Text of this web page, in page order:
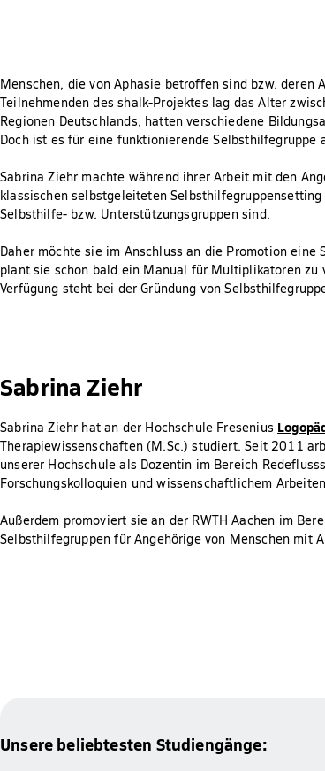
Menschen, die von Aphasie betroffen sind bzw. deren
Teilnehmenden des shalk-Projektes lag das Alter
Regionen Deutschlands, hatten verschiedene
Doch ist es für eine funktionierende Selbsthilfegruppe
Sabrina Ziehr machte während ihrer Arbeit mit den
klassischen selbstgeleiteten
Selbsthilfe- bzw. Unterstützungsgruppen sind.
Daher möchte sie im Anschluss an die Promotion
plant sie schon bald ein Manual für Multiplikatoren
Verfügung steht bei der Gründung von
Sabrina Ziehr
Sabrina Ziehr hat an der Hochschule Fresenius
Therapiewissenschaften (M.Sc.) studiert. Seit 2011
unserer Hochschule als Dozentin im Bereich
Forschungskolloquien und wissenschaftlichem
Außerdem promoviert sie an der RWTH Aachen im
Selbsthilfegruppen für Angehörige von Menschen mit
Unsere beliebtesten Studiengänge: